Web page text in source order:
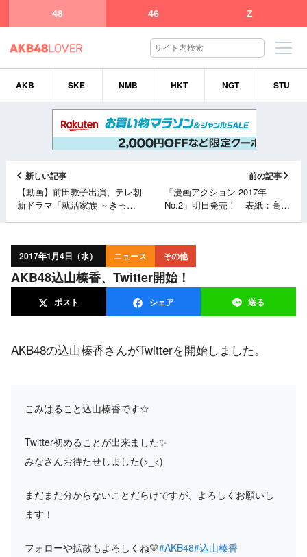
48 46 Z
AKB SKE NMB HKT NGT STU
新しい記事
【動画】前田敦子出演、テレ朝
新ドラマ「就活家族 ～きっ
前の記事
「漫画アクション 2017年
No.2」明日発売！ 表紙：高橋
2017年1月4日（水） ニュース その他
AKB48込山榛香、Twitter開始！
ポスト シェア 送る
AKB48の込山榛香さんがTwitterを開始しました。
こみはること込山榛香です☆
Twitter初めることが出来ました✨
みなさんお待たせしました(>_<)
まだまだ分からないことだらけですが、よろしくお願いし
ます！
フォローや拡散もよろしくね💛#AKB48#込山榛香